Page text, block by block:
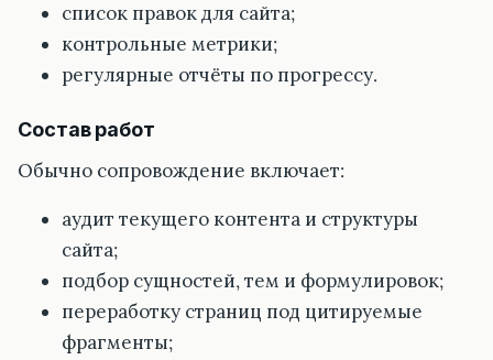
список правок для сайта;
контрольные метрики;
регулярные отчёты по прогрессу.
Состав работ
Обычно сопровождение включает:
аудит текущего контента и структуры
сайта;
подбор сущностей, тем и формулировок;
переработку страниц под цитируемые
фрагменты;